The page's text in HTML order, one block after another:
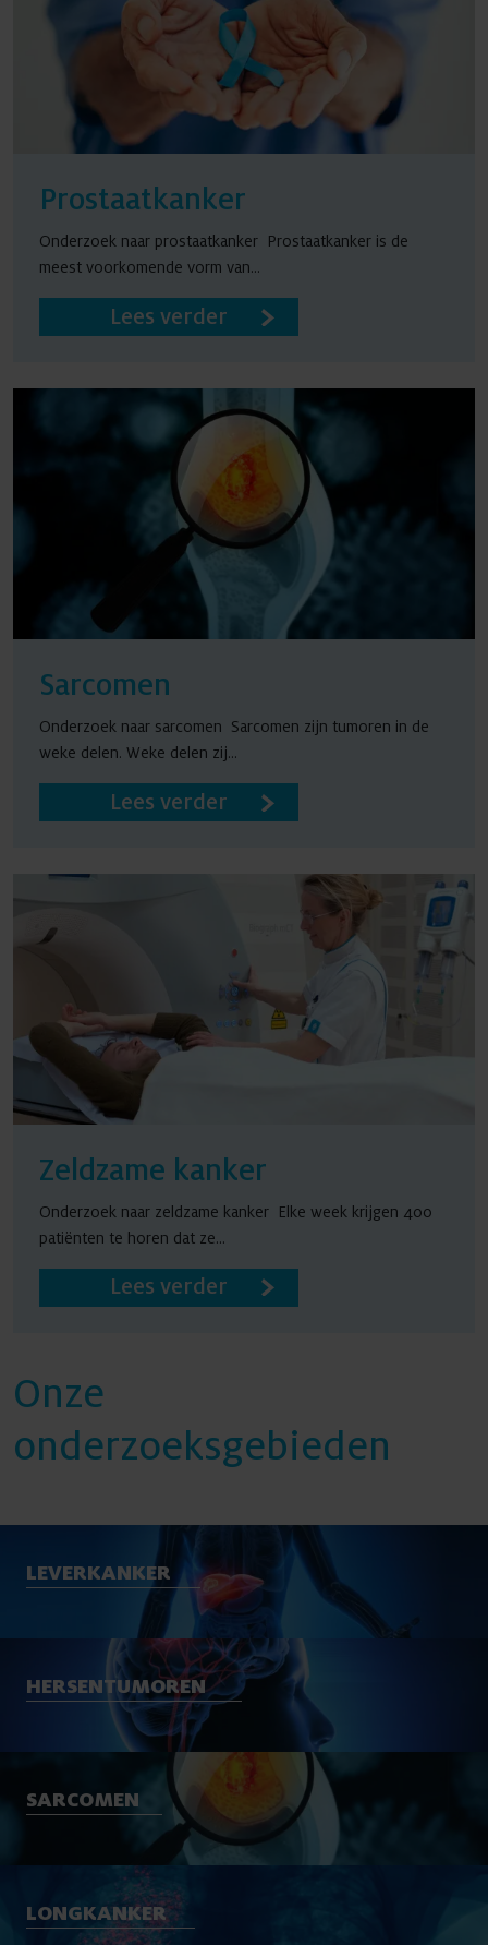
Prostaatkanker
Onderzoek naar prostaatkanker Prostaatkanker is de
meest voorkomende vorm van...
Lees verder
Sarcomen
Onderzoek naar sarcomen Sarcomen zijn tumoren in de
weke delen. Weke delen zij...
Lees verder
Zeldzame kanker
Onderzoek naar zeldzame kanker Elke week krijgen 400
patiënten te horen dat ze...
Lees verder
Onze
onderzoeksgebieden
LEVERKANKER
HERSENTUMOREN
SARCOMEN
LONGKANKER